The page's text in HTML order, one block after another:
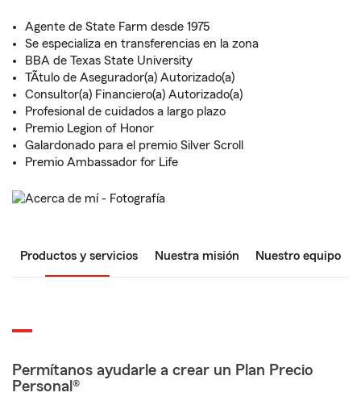
Agente de State Farm desde 1975
Se especializa en transferencias en la zona
BBA de Texas State University
TÃ­tulo de Asegurador(a) Autorizado(a)
Consultor(a) Financiero(a) Autorizado(a)
Profesional de cuidados a largo plazo
Premio Legion of Honor
Galardonado para el premio Silver Scroll
Premio Ambassador for Life
Productos y servicios Nuestra misión Nuestro equipo
Permítanos ayudarle a crear un Plan Precio
Personal®